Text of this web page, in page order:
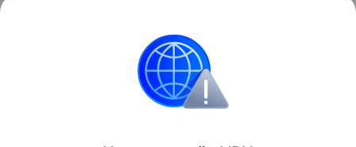
статье
Биология